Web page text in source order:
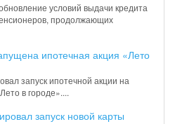
условий выдачи кредита
продолжающих
ипотечная акция «Лето
запуск ипотечной акции на
в городе»....
запуск новой карты